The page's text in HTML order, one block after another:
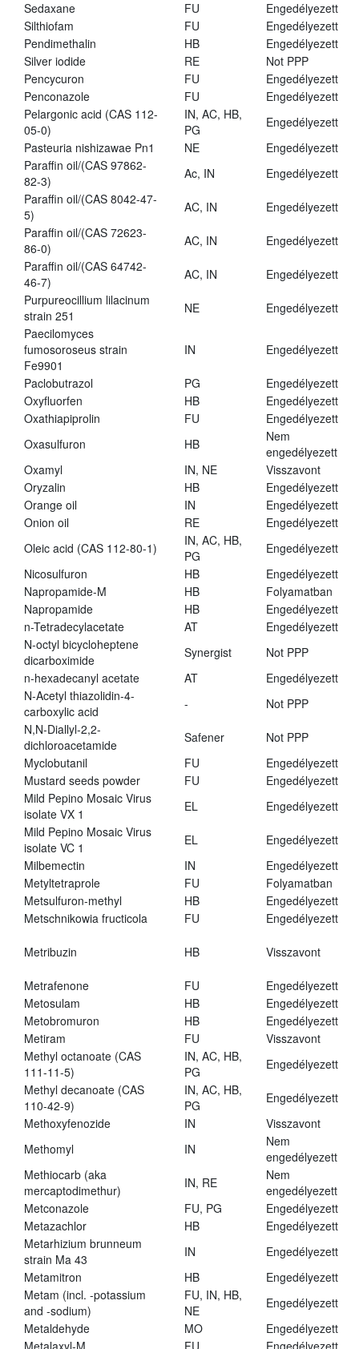
Sedaxane
FU
Engedélyezett
Silthiofam
FU
Engedélyezett
Pendimethalin
HB
Engedélyezett
Silver iodide
RE
Not PPP
Pencycuron
FU
Engedélyezett
Penconazole
FU
Engedélyezett
Pelargonic acid (CAS 112-
05-0)
IN, AC, HB,
PG
Engedélyezett
Pasteuria nishizawae Pn1
NE
Engedélyezett
Paraffin oil/(CAS 97862-
82-3)
Ac, IN
Engedélyezett
Paraffin oil/(CAS 8042-47-
5)
AC, IN
Engedélyezett
Paraffin oil/(CAS 72623-
86-0)
AC, IN
Engedélyezett
Paraffin oil/(CAS 64742-
46-7)
AC, IN
Engedélyezett
Purpureocillium lilacinum
strain 251
NE
Engedélyezett
Paecilomyces
fumosoroseus strain
Fe9901
IN Engedélyezett
Paclobutrazol PG
Engedélyezett
Oxyfluorfen
HB
Engedélyezett
Oxathiapiprolin
FU
Engedélyezett
Oxasulfuron
HB
Nem
engedélyezett
Oxamyl
IN, NE
Visszavont
Oryzalin
HB
Engedélyezett
Orange oil
IN
Engedélyezett
Onion oil
RE
Engedélyezett
Oleic acid (CAS 112-80-1)
IN, AC, HB,
PG
Engedélyezett
Nicosulfuron
HB
Engedélyezett
Napropamide-M
HB
Folyamatban
Napropamide
HB
Engedélyezett
n-Tetradecylacetate
AT
Engedélyezett
N-octyl bicycloheptene
dicarboximide
Synergist
Not PPP
n-hexadecanyl acetate
AT
Engedélyezett
N-Acetyl thiazolidin-4-
carboxylic acid
-
Not PPP
N,N-Diallyl-2,2-
dichloroacetamide
Safener
Not PPP
Myclobutanil
FU
Engedélyezett
Mustard seeds powder
FU
Engedélyezett
Mild Pepino Mosaic Virus
isolate VX 1
EL
Engedélyezett
Mild Pepino Mosaic Virus
isolate VC 1
EL
Engedélyezett
Milbemectin
IN
Engedélyezett
Metyltetraprole
FU
Folyamatban
Metsulfuron-methyl
HB
Engedélyezett
Metschnikowia fructicola
FU Engedélyezett
Metribuzin HB Visszavont
Metrafenone FU
Engedélyezett
Metosulam
HB
Engedélyezett
Metobromuron
HB
Engedélyezett
Metiram
FU
Visszavont
Methyl octanoate (CAS
111-11-5)
IN, AC, HB,
PG
Engedélyezett
Methyl decanoate (CAS
110-42-9)
IN, AC, HB,
PG
Engedélyezett
Methoxyfenozide
IN
Visszavont
Methomyl
IN
Nem
engedélyezett
Methiocarb (aka
mercaptodimethur)
IN, RE
Nem
engedélyezett
Metconazole
FU, PG
Engedélyezett
Metazachlor
HB
Engedélyezett
Metarhizium brunneum
strain Ma 43
IN
Engedélyezett
Metamitron
HB
Engedélyezett
Metam (incl. -potassium
and -sodium)
FU, IN, HB,
NE
Engedélyezett
Metaldehyde
MO
Engedélyezett